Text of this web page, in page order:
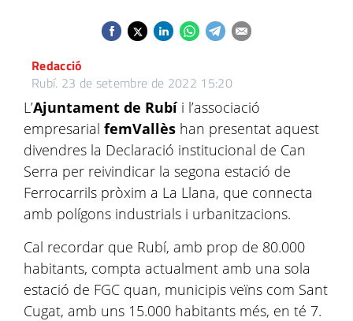
Redacció
Rubí. 23 de setembre de 2022 15:20
L’Ajuntament de Rubíi l’associació
empresarial femVallès han presentat aquest
divendres la Declaració institucional de Can
Serra per reivindicar la segona estació de
Ferrocarrils pròxim a La Llana, que connecta
amb polígons industrials i urbanitzacions.
Cal recordar que Rubí, amb prop de 80.000
habitants, compta actualment amb una sola
estació de FGC quan, municipis veïns com Sant
Cugat, amb uns 15.000 habitants més, en té 7.